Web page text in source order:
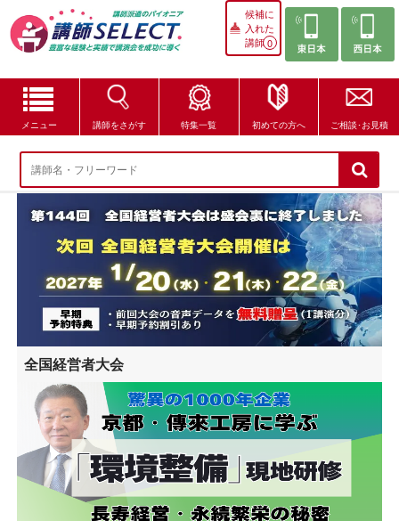
候補に
入れた
講師0
メニュー 講師をさがす 特集一覧 初めての方へ ご相談･お見積
講師をさがす
特集一覧
講師セレクトが選ばれる理由
ブログ・コラム
はじめての方へ
ご相談・お見積
全国経営者大会